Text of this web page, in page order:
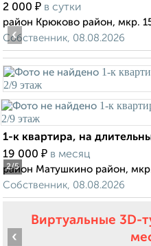
2 000 ₽ в сутки
район Крюково район, мкр.
Собственник, 08.08.2026
2/5
‹
1-к квартира, на
19 000 ₽ в месяц
район Матушкино район,
Собственник, 08.08.2026
Виртуальные 3D-
‹